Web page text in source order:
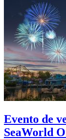
Evento de
SeaWorld